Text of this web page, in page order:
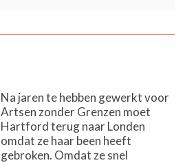
Na jaren te hebben gewerkt voor
Artsen zonder Grenzen moet
Hartford terug naar Londen
omdat ze haar been heeft
gebroken. Omdat ze snel